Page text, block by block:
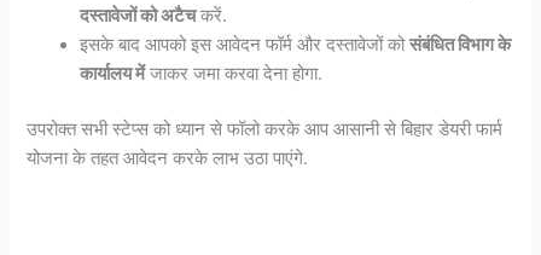
दस्तावेजों को अटैचकरें.
इसके बाद आपको इस आवेदन फॉर्म और दस्तावेजों कोसंबंधित विभाग के
कार्यालय मेंजाकर जमा करवा देना होगा.
उपरोक्त सभी स्टेप्स को ध्यान से फॉलो करके आप आसानी से बिहार डेयरी फार्म
योजना के तहत आवेदन करके लाभ उठा पाएंगे.